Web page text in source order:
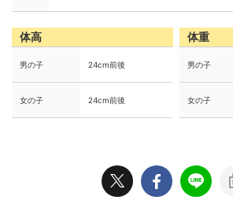
体高
男の子 24cm前後
女の子 24cm前後
体重
男の子
女の子